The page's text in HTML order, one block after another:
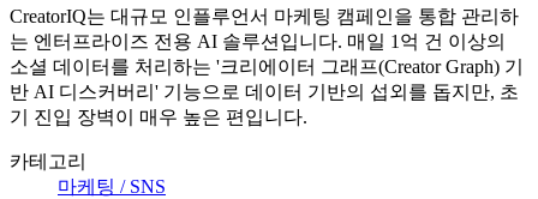
CreatorIQ는 대규모 인플루언서 마케팅 캠페인을 통합 관리하
는 엔터프라이즈 전용 AI 솔루션입니다. 매일 1억 건 이상의
소셜 데이터를 처리하는 '크리에이터 그래프(Creator Graph) 기
반 AI 디스커버리' 기능으로 데이터 기반의 섭외를 돕지만, 초
기 진입 장벽이 매우 높은 편입니다.
카테고리
마케팅 / SNS